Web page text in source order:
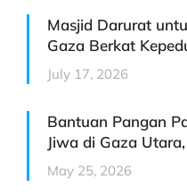
Masjid Darurat
Gaza Berkat
July 17, 2026
Bantuan Pangan
Jiwa di Gaza
May 25, 2026